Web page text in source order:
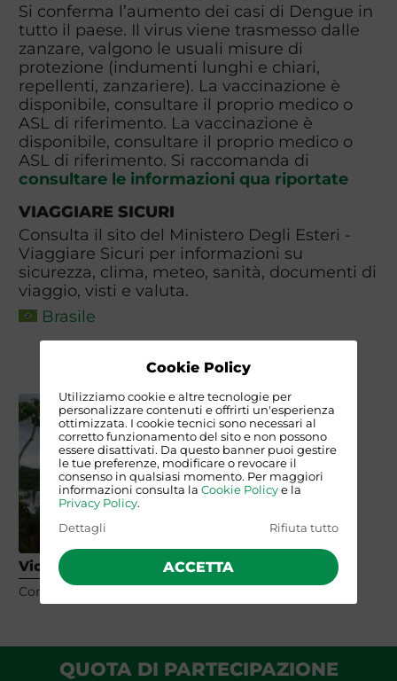
Cookie Policy
Utilizziamo cookie e altre tecnologie per
personalizzare contenuti e offrirti un'esperienza
ottimizzata. I cookie tecnici sono necessari al
corretto funzionamento del sito e non possono
essere disattivati. Da questo banner puoi gestire
le tue preferenze, modificare o revocare il
consenso in qualsiasi momento. Per maggiori
informazioni consulta la Cookie Policye la
Privacy Policy.
Dettagli
Rifiuta tutto
ACCETTA
Si conferma l’aumento dei casi di Dengue in
tutto il paese. Il virus viene trasmesso dalle
zanzare, valgono le usuali misure di
protezione (indumenti lunghi e chiari,
repellenti, zanzariere). La vaccinazione è
disponibile, consultare il proprio medico o
ASL di riferimento. La vaccinazione è
disponibile, consultare il proprio medico o
ASL di riferimento. Si raccomanda di
consultare le informazioni qua riportate
VIAGGIARE SICURI
Consulta il sito del Ministero Degli Esteri -
Viaggiare Sicuri per informazioni su
sicurezza, clima, meteo, sanità, documenti di
viaggio, visti e valuta.
Brasile
Video di viaggio
Contenuto realizzato dai nostri viaggiatori
QUOTA DI PARTECIPAZIONE